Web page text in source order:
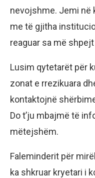
nevojshme. Jemi në
me të gjitha
reaguar sa më
Lusim qytetarët për
zonat e rrezikuara
kontaktojnë
Do t’ju mbajmë të
mëtejshëm.
Faleminderit për
ka shkruar kryetari i